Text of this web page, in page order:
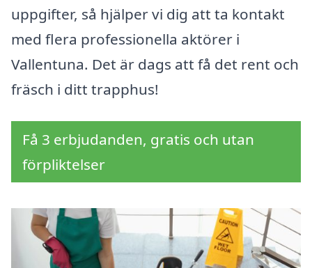
uppgifter, så hjälper vi dig att ta kontakt
med flera professionella aktörer i
Vallentuna. Det är dags att få det rent och
fräsch i ditt trapphus!
Få 3 erbjudanden, gratis och utan
förpliktelser